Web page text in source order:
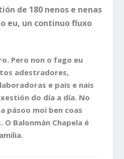
de 180 nenos e nenas
eu, un continuo fluxo
Pero non o fago eu
adestradores,
e pais e nais
do día a día. No
pásoo moi ben coas
O Balonmán Chapela é